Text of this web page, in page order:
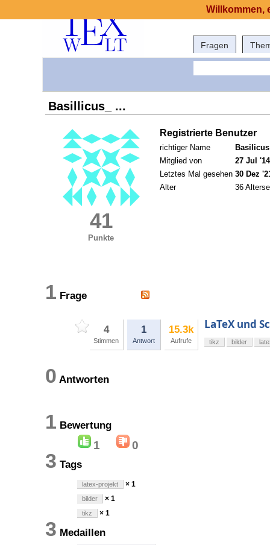
Fragen
Basillicus_ ...
41
Punkte
Registrierte Benutzer
richtiger Name
Mitglied von
27 Jul
Letztes Mal gesehen 30 Dez
Alter
36
1 Frage
4
Stimmen
1
Antwort
15.3k
Aufrufe
LaTeX und
tikz bilder
0 Antworten
1 Bewertung
1 0
3 Tags
latex-projekt × 1
bilder × 1
tikz × 1
3 Medaillen
Willkommen,